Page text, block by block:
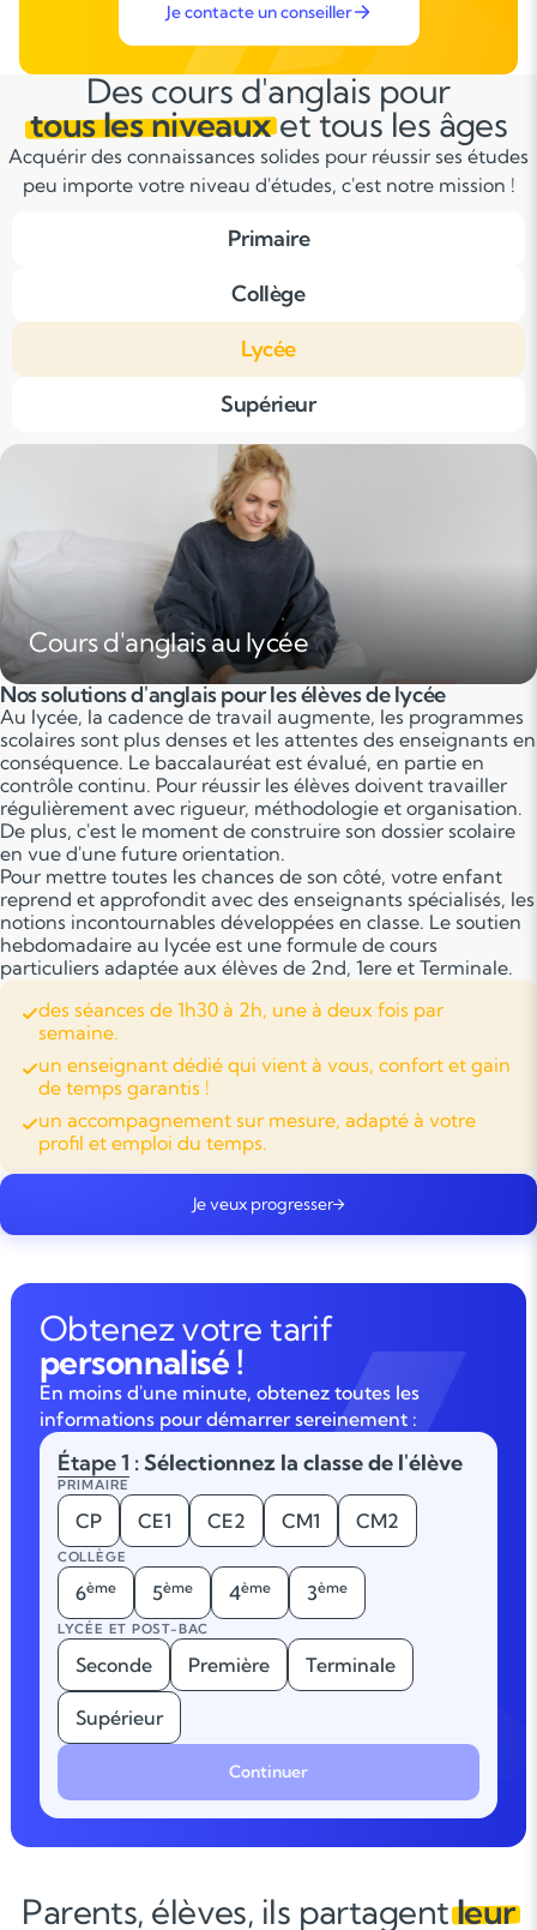
Je contacte un conseiller
Des cours d'anglais pour
tous les niveauxet tous les âges
Acquérir des connaissances solides pour réussir ses études
peu importe votre niveau d'études, c'est notre mission !
Primaire
Collège
Lycée
Supérieur
Cours d'anglais au lycée
Nos solutions d'anglais pour les élèves de lycée
Au lycée, la cadence de travail augmente, les programmes
scolaires sont plus denses et les attentes des enseignants en
conséquence. Le baccalauréat est évalué, en partie en
contrôle continu. Pour réussir les élèves doivent travailler
régulièrement avec rigueur, méthodologie et organisation.
De plus, c'est le moment de construire son dossier scolaire
en vue d'une future orientation.
Pour mettre toutes les chances de son côté, votre enfant
reprend et approfondit avec des enseignants spécialisés, les
notions incontournables développées en classe. Le soutien
hebdomadaire au lycée est une formule de cours
particuliers adaptée aux élèves de 2nd, 1ere et Terminale.
des séances de 1h30 à 2h, une à deux fois par
semaine.
un enseignant dédié qui vient à vous, confort et gain
de temps garantis !
un accompagnement sur mesure, adapté à votre
profil et emploi du temps.
Je veux progresser
Obtenez votre tarif
personnalisé !
En moins d'une minute, obtenez toutes les
informations pour démarrer sereinement :
Étape 1 : Sélectionnez la classe de l'élève
PRIMAIRE
CP CE1 CE2 CM1 CM2
COLLÈGE
6ème 5ème 4ème 3ème
LYCÉE ET POST-BAC
Seconde Première Terminale
Supérieur
Continuer
Parents, élèves, ils partagentleur